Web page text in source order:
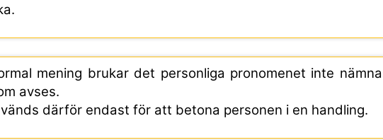
mening brukar det personliga pronomenet inte
avses.
därför endast för att betona personen i en handling.